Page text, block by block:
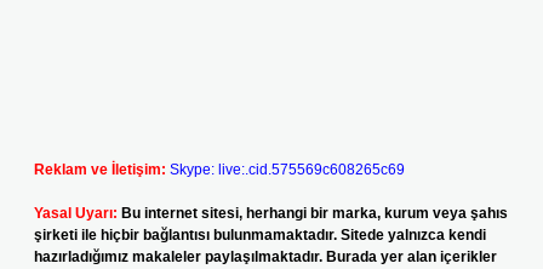
Reklam ve İletişim: Skype: live:.cid.575569c608265c69
Yasal Uyarı: Bu internet sitesi, herhangi bir marka, kurum veya şahıs
şirketi ile hiçbir bağlantısı bulunmamaktadır. Sitede yalnızca kendi
hazırladığımız makaleler paylaşılmaktadır. Burada yer alan içerikler